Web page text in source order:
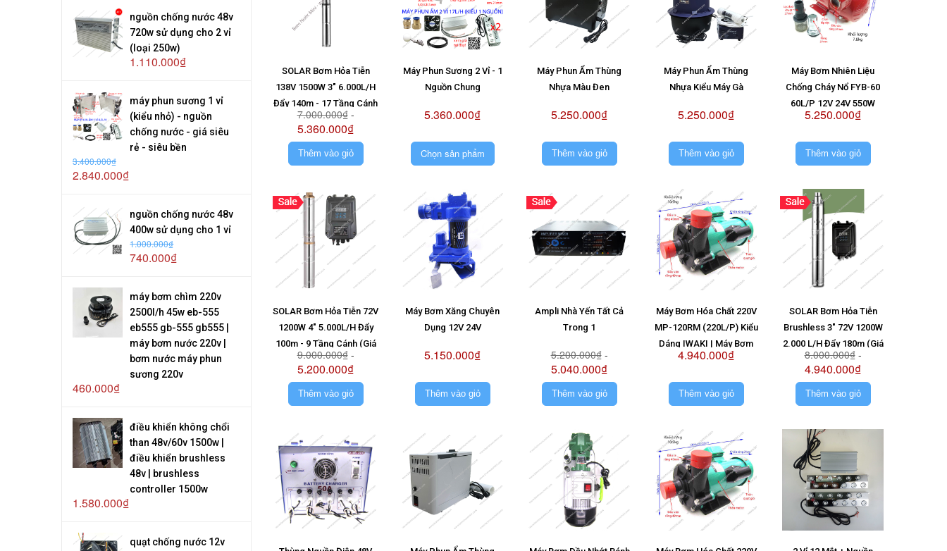
nguồn chống nước 48v
720w sử dụng cho 2 vỉ
(loại 250w)
1.110.000₫
máy phun sương 1 vỉ
(kiểu nhỏ) - nguồn
chống nước - giá siêu
rẻ - siêu bền
3.400.000₫
2.840.000₫
nguồn chống nước 48v
400w sử dụng cho 1 vỉ
1.000.000₫
740.000₫
máy bơm chìm 220v
2500l/h 45w eb-555
eb555 gb-555 gb555 |
máy bơm nước 220v |
bơm nước máy phun
sương 220v
460.000₫
điều khiển không chổi
than 48v/60v 1500w |
điều khiển brushless
48v | brushless
controller 1500w
1.580.000₫
quạt chống nước 12v
SOLAR Bơm Hỏa Tiễn
138V 1500W 3" 6.000L/H
Đẩy 140m - 17 Tầng Cánh
(Giá Không Pin)
7.000.000₫-
5.360.000₫
Thêm vào giỏ
Máy Phun Sương 2 Vỉ - 1
Nguồn Chung
5.360.000₫
Chọn sản phẩm
Máy Phun Ẩm Thùng
Nhựa Màu Đen
5.250.000₫
Thêm vào giỏ
Máy Phun Ẩm Thùng
Nhựa Kiểu Máy Gà
5.250.000₫
Thêm vào giỏ
Máy Bơm Nhiên Liệu
Chống Cháy Nổ FYB-60
60L/P 12V 24V 550W
5.250.000₫
Thêm vào giỏ
SOLAR Bơm Hỏa Tiễn 72V
1200W 4" 5.000L/H Đẩy
100m - 9 Tầng Cánh (Giá
Không Pin)
9.000.000₫-
5.200.000₫
Thêm vào giỏ
Máy Bơm Xăng Chuyên
Dụng 12V 24V
5.150.000₫
Thêm vào giỏ
Ampli Nhà Yến Tất Cả
Trong 1
5.200.000₫-
5.040.000₫
Thêm vào giỏ
Máy Bơm Hóa Chất 220V
MP-120RM (220L/P) Kiểu
Dáng IWAKI | Máy Bơm
MP120RM 220V
4.940.000₫
Thêm vào giỏ
SOLAR Bơm Hỏa Tiễn
Brushless 3" 72V 1200W
2.000 L/H Đẩy 180m (Giá
Không Pin)
8.000.000₫-
4.940.000₫
Thêm vào giỏ